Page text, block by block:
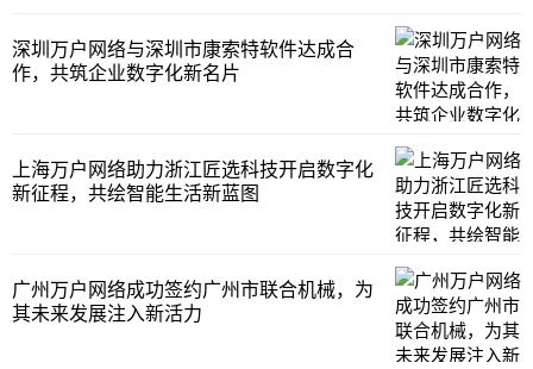
仅会损害用户权益还可能让企业面临法律风
险、声誉受损以及经济损失。因此在网站建
深圳万户网络与深圳市康索特软件达成合
作，共筑企业数字化新名片
上海万户网络助力浙江匠选科技开启数字化
新征程，共绘智能生活新蓝图
广州万户网络成功签约广州市联合机械，为
其未来发展注入新活力